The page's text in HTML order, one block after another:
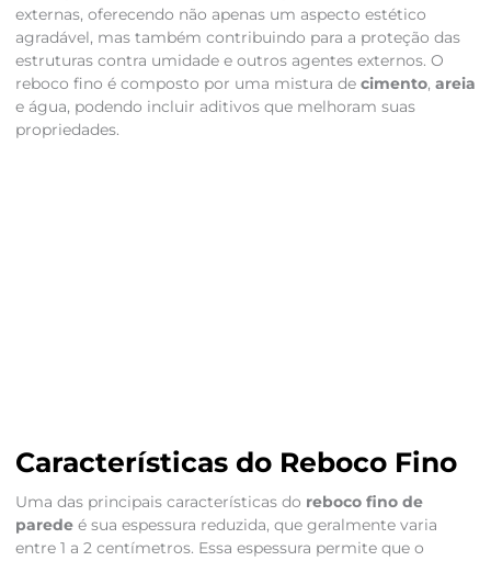
externas, oferecendo não apenas um aspecto estético
agradável, mas também contribuindo para a proteção das
estruturas contra umidade e outros agentes externos. O
reboco fino é composto por uma mistura de cimento, areia
e água, podendo incluir aditivos que melhoram suas
propriedades.
Características do Reboco Fino
Uma das principais características do reboco fino de
paredeé sua espessura reduzida, que geralmente varia
entre 1 a 2 centímetros. Essa espessura permite que o